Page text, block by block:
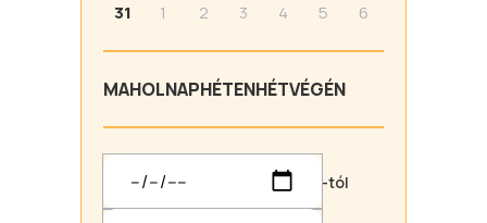
31
1 2 3 4 5 6
MAHOLNAPHÉTENHÉTVÉGÉN
-tól